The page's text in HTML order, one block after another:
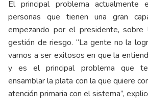
El principal problema actualmente
personas que tienen una gran
empezando por el presidente, sobre
gestión de riesgo. “La gente no la
vamos a ser exitosos en que la
y es el principal problema que
ensamblar la plata con la que quiere
atención primaria con el sistema”,